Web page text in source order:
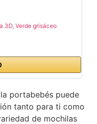
3D, Verde grisáceo
portabebés puede
tanto para ti como
de mochilas